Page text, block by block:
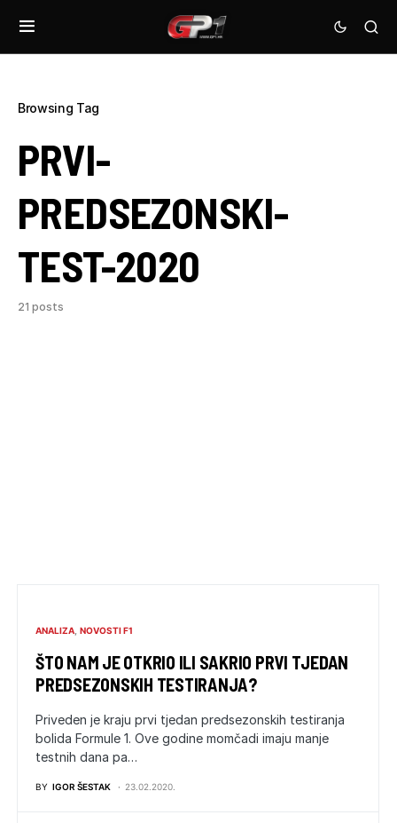
Browsing Tag
PRVI-
PREDSEZONSKI-
TEST-2020
21 posts
ANALIZA NOVOSTI F1
ŠTO NAM JE OTKRIO ILI SAKRIO PRVI TJEDAN
PREDSEZONSKIH TESTIRANJA?
Priveden je kraju prvi tjedan predsezonskih testiranja
bolida Formule 1. Ove godine momčadi imaju manje
testnih dana pa…
BY IGOR ŠESTAK 23.02.2020.